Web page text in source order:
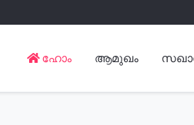
ഹോം ആമുഖം